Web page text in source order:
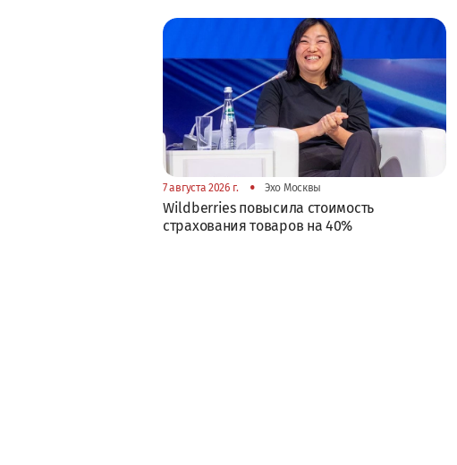
7 августа 2026 г. • Эхо Москвы
Wildberries повысила стоимость
страхования товаров на 40%